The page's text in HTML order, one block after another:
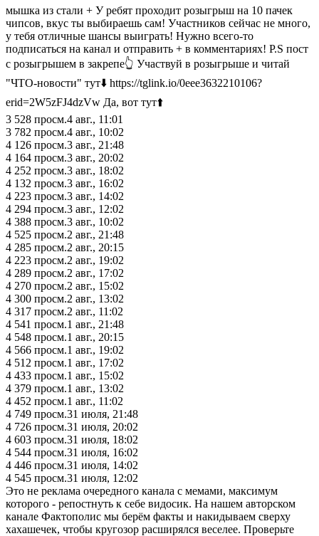
мышка из стали + У ребят проходит розыгрыш на 10 пачек
чипсов, вкус ты выбираешь сам! Участников сейчас не много,
у тебя отличные шансы выиграть! Нужно всего-то
подписаться на канал и отправить + в комментариях! P.S пост
с розыгрышем в закрепе👆 Участвуй в розыгрыше и читай
"ЧТО-новости" тут⬇️ https://tglink.io/0eee3632210106?
erid=2W5zFJ4dzVw Да, вот тут⬆️
3 528 просм.4 авг., 11:01
3 782 просм.4 авг., 10:02
4 126 просм.3 авг., 21:48
4 164 просм.3 авг., 20:02
4 252 просм.3 авг., 18:02
4 132 просм.3 авг., 16:02
4 223 просм.3 авг., 14:02
4 294 просм.3 авг., 12:02
4 388 просм.3 авг., 10:02
4 525 просм.2 авг., 21:48
4 285 просм.2 авг., 20:15
4 223 просм.2 авг., 19:02
4 289 просм.2 авг., 17:02
4 270 просм.2 авг., 15:02
4 300 просм.2 авг., 13:02
4 317 просм.2 авг., 11:02
4 541 просм.1 авг., 21:48
4 548 просм.1 авг., 20:15
4 566 просм.1 авг., 19:02
4 512 просм.1 авг., 17:02
4 433 просм.1 авг., 15:02
4 379 просм.1 авг., 13:02
4 452 просм.1 авг., 11:02
4 749 просм.31 июля, 21:48
4 726 просм.31 июля, 20:02
4 603 просм.31 июля, 18:02
4 544 просм.31 июля, 16:02
4 446 просм.31 июля, 14:02
4 545 просм.31 июля, 12:02
Это не реклама очередного канала с мемами, максимум
которого - репостнуть к себе видосик. На нашем авторском
канале Фактополис мы берём факты и накидываем сверху
хахашечек, чтобы кругозор расширялся веселее. Проверьте